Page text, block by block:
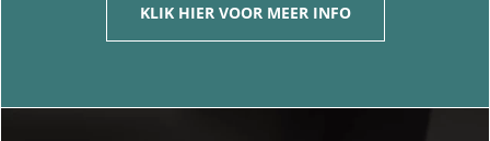
KLIK HIER VOOR MEER INFO